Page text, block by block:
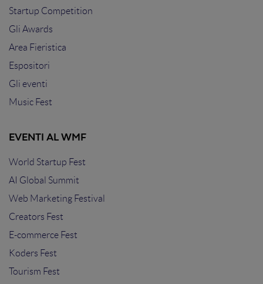
Startup Competition
Gli Awards
Area Fieristica
Espositori
Gli eventi
Music Fest
EVENTI AL WMF
World Startup Fest
AI Global Summit
Web Marketing Festival
Creators Fest
E-commerce Fest
Koders Fest
Tourism Fest